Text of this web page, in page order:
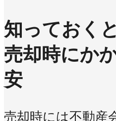
知っておく
売却時にか
安
売却時には不動産